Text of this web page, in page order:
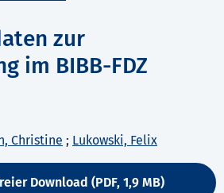
zur
im BIBB-FDZ
Christine ; Lukowski, Felix
Download (PDF, 1,9 MB)